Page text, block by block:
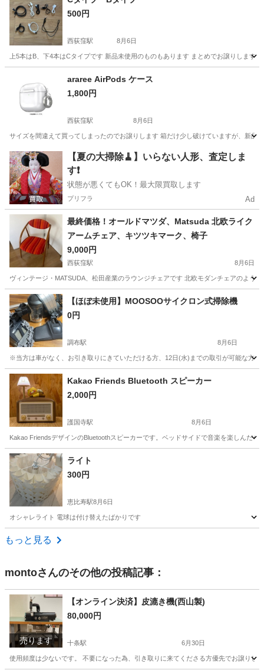
500円
西荻窪駅 8月6日
上5本はB、下4本はCタイプです 新品未使用のものもあります まとめでお譲りし
その他
araree AirPods ケース
1,800円
西荻窪駅 8月6日
サイズを間違えて買ってしまったのでお譲りします 箱だけ少し破けていますが、新
東京 杉並区 西荻窪駅 オーディオ AirPods
【夏の大掃除🧹】いらない人形、査定しま
す❗️
状態が悪くてもOK！最大限買取します
プリフラ Ad
最終価格！オールドマツダ、Matsuda 北欧ライク
アームチェア、キツツキマーク、椅子
9,000円
西荻窪駅 8月6日
ヴィンテージ・MATSUDA、松田産業のラウンジチェアです 北欧モダンチェアのよう
東京 杉並区 西荻窪駅 家電 キツツキ
【ほぼ未使用】MOOSOOサイクロン式掃除機
0円
調布駅 8月6日
※当方は車がなく、お引き取りにきていただける方、12日(水)までの取引が可能な方
東京 調布市
Kakao Friends Bluetooth スピーカー
2,000円
護国寺駅 8月6日
Kakao FriendsデザインのBluetoothスピーカーです。ベッドサイドで音楽を楽しんだ
東京 文京区 護国寺駅
ライト
300円
恵比寿駅8月6日
オシャレライト 電球は付け替えたばかりです
東京 渋谷区
もっと見る
montoさんのその他の投稿記事：
売ります
【オンライン決済】皮漉き機(西山製)
80,000円
十条駅 6月30日
使用頻度は少ないです。 不要になった為、引き取りに来てくださる方優先でお譲りし